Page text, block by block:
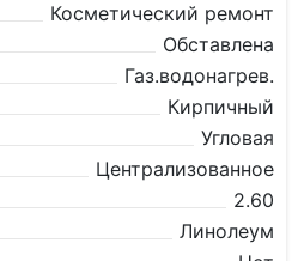
Косметический ремонт
Обставлена
Газ.водонагрев.
Кирпичный
Угловая
Централизованное
2.60
Линолеум